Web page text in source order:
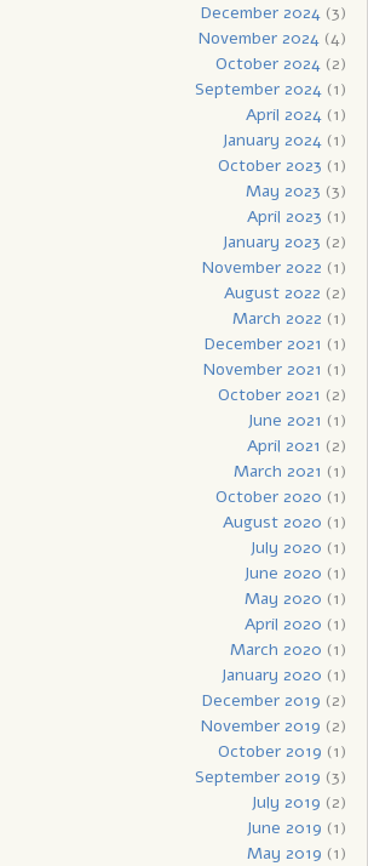
December 2024(3)
November 2024(4)
October 2024(2)
September 2024(1)
April 2024(1)
January 2024(1)
October 2023 (1)
May 2023 (3)
April 2023 (1)
January 2023 (2)
November 2022 (1)
August 2022 (2)
March 2022 (1)
December 2021 (1)
November 2021 (1)
October 2021 (2)
June 2021 (1)
April 2021 (2)
March 2021 (1)
October 2020 (1)
August 2020 (1)
July 2020 (1)
June 2020 (1)
May 2020 (1)
April 2020 (1)
March 2020 (1)
January 2020 (1)
December 2019 (2)
November 2019 (2)
October 2019 (1)
September 2019 (3)
July 2019 (2)
June 2019 (1)
May 2019 (1)